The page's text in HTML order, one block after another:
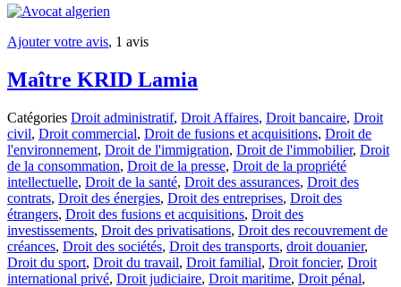
Ajouter votre avis, 1 avis
Maître KRID Lamia
Catégories Droit administratif, Droit Affaires, Droit bancaire, Droit
civil, Droit commercial, Droit de fusions et acquisitions, Droit de
l'environnement, Droit de l'immigration, Droit de l'immobilier, Droit
de la consommation, Droit de la presse, Droit de la propriété
intellectuelle, Droit de la santé, Droit des assurances, Droit des
contrats, Droit des énergies, Droit des entreprises, Droit des
étrangers, Droit des fusions et acquisitions, Droit des
investissements, Droit des privatisations, Droit des recouvrement de
créances, Droit des sociétés, Droit des transports, droit douanier,
Droit du sport, Droit du travail, Droit familial, Droit foncier, Droit
international privé, Droit judiciaire, Droit maritime, Droit pénal,